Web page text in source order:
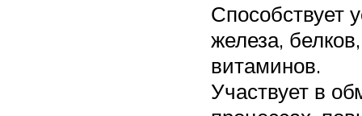
Способствует
железа,
витаминов.
Участвует в